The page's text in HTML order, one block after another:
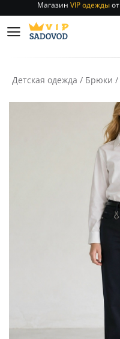
Отправление
Магазин
Отправление
Детская одежда / Брюки /